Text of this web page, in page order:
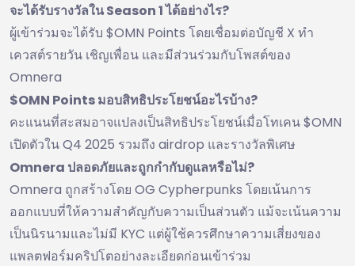
จะได้รับรางวัลใน Season 1 ได้อย่างไร?
ผู้เข้าร่วมจะได้รับ $OMN Points โดยเชื่อมต่อบัญชี X ทำ
เควสต์รายวัน เชิญเพื่อน และมีส่วนร่วมกับโพสต์ของ
Omnera
$OMN Points มอบสิทธิประโยชน์อะไรบ้าง?
คะแนนที่สะสมอาจแปลงเป็นสิทธิประโยชน์เมื่อโทเคน $OMN
เปิดตัวใน Q4 2025 รวมถึง airdrop และรางวัลพิเศษ
Omnera ปลอดภัยและถูกกำกับดูแลหรือไม่?
Omnera ถูกสร้างโดย OG Cypherpunks โดยเน้นการ
ออกแบบที่ให้ความสำคัญกับความเป็นส่วนตัว แม้จะเน้นความ
เป็นนิรนามและไม่มี KYC แต่ผู้ใช้ควรศึกษาความเสี่ยงของ
แพลตฟอร์มคริปโตอย่างละเอียดก่อนเข้าร่วม